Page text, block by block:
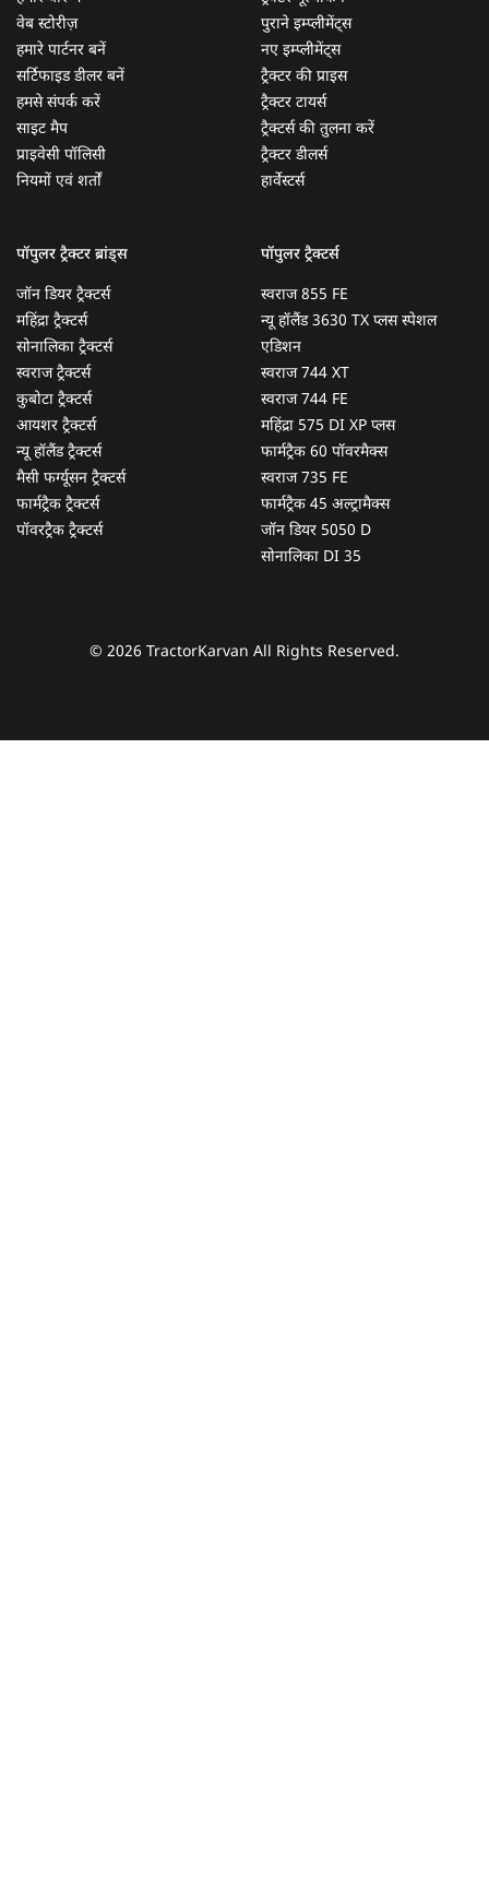
वेब स्टोरीज़
हमारे पार्टनर बनें
सर्टिफाइड डीलर बनें
हमसे संपर्क करें
साइट मैप
प्राइवेसी पॉलिसी
नियमों एवं शर्तों
पुराने इम्प्लीमेंट्स
नए इम्प्लीमेंट्स
ट्रैक्टर की प्राइस
ट्रैक्टर टायर्स
ट्रैक्टर्स की तुलना करें
ट्रैक्टर डीलर्स
हार्वेस्टर्स
पॉपुलर ट्रैक्टर ब्रांड्स
जॉन डियर ट्रैक्टर्स
महिंद्रा ट्रैक्टर्स
सोनालिका ट्रैक्टर्स
स्वराज ट्रैक्टर्स
कुबोटा ट्रैक्टर्स
आयशर ट्रैक्टर्स
न्यू हॉलैंड ट्रैक्टर्स
मैसी फर्ग्यूसन ट्रैक्टर्स
फार्मट्रैक ट्रैक्टर्स
पॉवरट्रैक ट्रैक्टर्स
पॉपुलर ट्रैक्टर्स
स्वराज 855 FE
न्यू हॉलैंड 3630 TX प्लस स्पेशल
एडिशन
स्वराज 744 XT
स्वराज 744 FE
महिंद्रा 575 DI XP प्लस
फार्मट्रैक 60 पॉवरमैक्स
स्वराज 735 FE
फार्मट्रैक 45 अल्ट्रामैक्स
जॉन डियर 5050 D
सोनालिका DI 35
© 2026 TractorKarvan All Rights Reserved.